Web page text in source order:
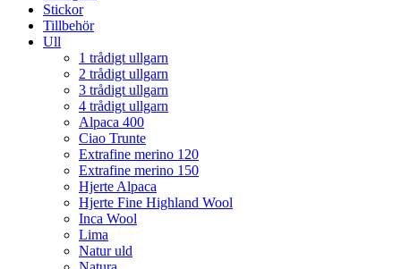
Stickor
Tillbehör
Ull
1 trådigt ullgarn
2 trådigt ullgarn
3 trådigt ullgarn
4 trådigt ullgarn
Alpaca 400
Ciao Trunte
Extrafine merino 120
Extrafine merino 150
Hjerte Alpaca
Hjerte Fine Highland Wool
Inca Wool
Lima
Natur uld